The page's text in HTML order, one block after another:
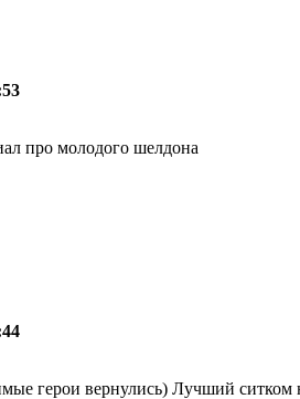
про молодого шелдона
герои вернулись) Лучший ситком